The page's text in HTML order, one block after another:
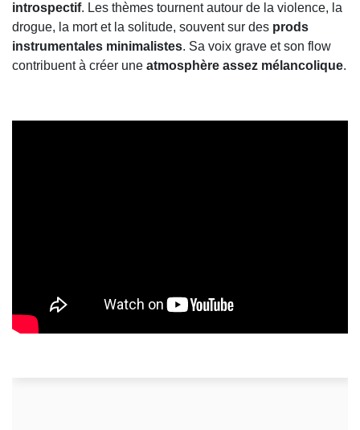
introspectif. Les thèmes tournent autour de la violence, la
drogue, la mort et la solitude, souvent sur des prods
instrumentales minimalistes. Sa voix grave et son flow
contribuent à créer une atmosphère assez mélancolique.